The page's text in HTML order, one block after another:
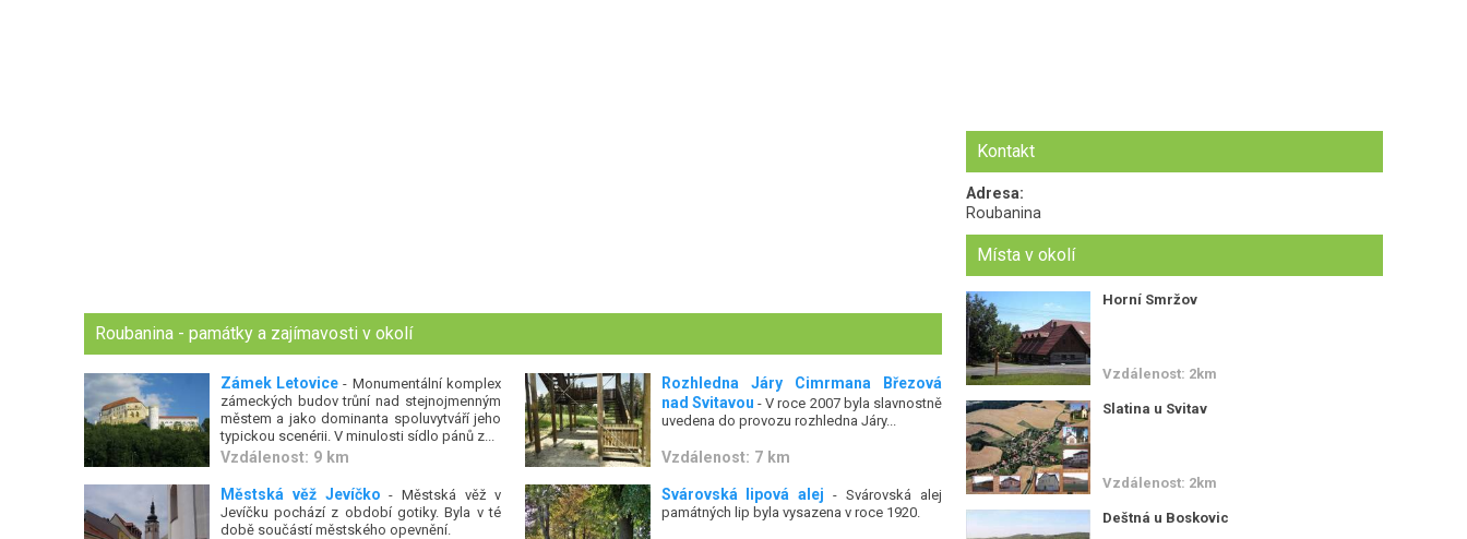
Roubanina - památky a zajímavosti v okolí
Zámek Letovice - Monumentální komplex
zámeckých budov trůní nad stejnojmenným
městem a jako dominanta spoluvytváří jeho
typickou scenérii. V minulosti sídlo pánů z...
Vzdálenost: 9 km
Rozhledna Járy Cimrmana Březová
nad Svitavou - V roce 2007 byla slavnostně
uvedena do provozu rozhledna Járy...
Vzdálenost: 7 km
Městská věž Jevíčko - Městská věž v
Jevíčku pochází z období gotiky. Byla v té
době součástí městského opevnění.
Svárovská lipová alej - Svárovská alej
památných lip byla vysazena v roce 1920.
Kontakt
Adresa:
Roubanina
Místa v okolí
Horní Smržov
Vzdálenost: 2km
Slatina u Svitav
Vzdálenost: 2km
Deštná u Boskovic